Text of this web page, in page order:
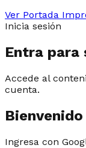
Ver Portada
Inicia sesión
Entra para
Accede al
cuenta.
Ingresa con